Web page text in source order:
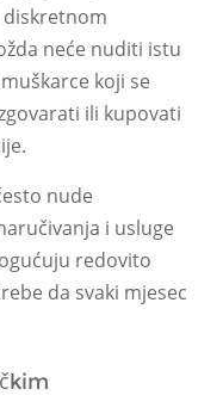
diskretnom
neće nuditi istu
koji se
ili kupovati
nude
i usluge
redovito
da svaki mjesec